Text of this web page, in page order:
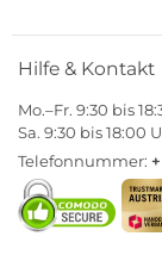
Hilfe & Kontakt
Mo.–Fr. 9:30 bis
Sa. 9:30 bis 18:00
Telefonnummer: